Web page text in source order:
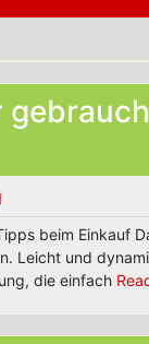
beim Einkauf
Leicht und
die einfach